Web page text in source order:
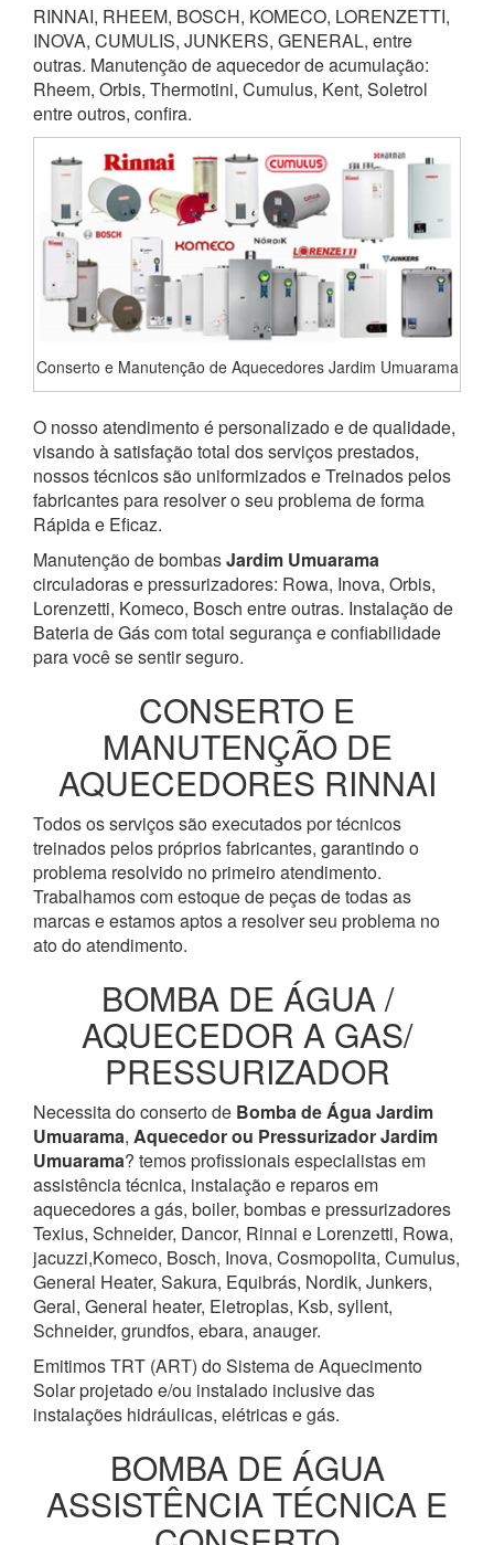
RINNAI, RHEEM, BOSCH, KOMECO, LORENZETTI,
INOVA, CUMULIS, JUNKERS, GENERAL, entre
outras. Manutenção de aquecedor de acumulação:
Rheem, Orbis, Thermotini, Cumulus, Kent, Soletrol
entre outros, confira.
Conserto e Manutenção de Aquecedores Jardim Umuarama
O nosso atendimento é personalizado e de qualidade,
visando à satisfação total dos serviços prestados,
nossos técnicos são uniformizados e Treinados pelos
fabricantes para resolver o seu problema de forma
Rápida e Eficaz.
Manutenção de bombasJardim Umuarama
circuladoras e pressurizadores: Rowa, Inova, Orbis,
Lorenzetti, Komeco, Bosch entre outras. Instalação de
Bateria de Gás com total segurança e confiabilidade
para você se sentir seguro.
CONSERTO E
MANUTENÇÃO DE
AQUECEDORES RINNAI
Todos os serviços são executados por técnicos
treinados pelos próprios fabricantes, garantindo o
problema resolvido no primeiro atendimento.
Trabalhamos com estoque de peças de todas as
marcas e estamos aptos a resolver seu problema no
ato do atendimento.
BOMBA DE ÁGUA /
AQUECEDOR A GAS/
PRESSURIZADOR
Necessita do conserto de Bomba de ÁguaJardim
Umuarama, Aquecedor ou PressurizadorJardim
Umuarama? temos profissionais especialistas em
assistência técnica, instalação e reparos em
aquecedores a gás, boiler, bombas e pressurizadores
Texius, Schneider, Dancor, Rinnai e Lorenzetti, Rowa,
jacuzzi,Komeco, Bosch, Inova, Cosmopolita, Cumulus,
General Heater, Sakura, Equibrás, Nordik, Junkers,
Geral, General heater, Eletroplas, Ksb, syllent,
Schneider, grundfos, ebara, anauger.
Emitimos TRT (ART) do Sistema de Aquecimento
Solar projetado e/ou instalado inclusive das
instalações hidráulicas, elétricas e gás.
BOMBA DE ÁGUA
ASSISTÊNCIA TÉCNICA E